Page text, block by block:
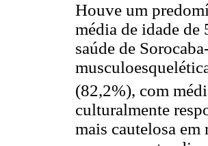
Houve um
média de idade de
saúde de
(82,2%), com
culturalmente
mais cautelosa em